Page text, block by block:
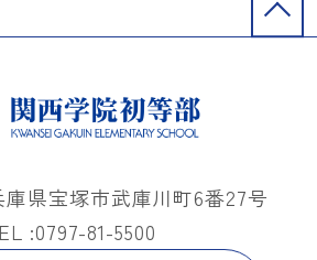
県宝塚市武庫川町6番27号
:0797-81-5500